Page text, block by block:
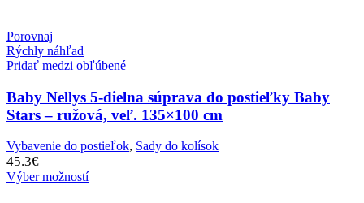
Porovnaj
Rýchly náhľad
Pridať medzi obľúbené
Baby Nellys 5-dielna súprava do postieľky Baby
Stars – ružová, veľ. 135×100 cm
Vybavenie do postieľok, Sady do kolísok
45.3€
Výber možností